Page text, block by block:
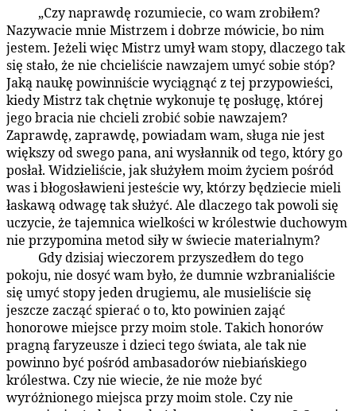
„Czy naprawdę rozumiecie, co wam zrobiłem?
Nazywacie mnie Mistrzem i dobrze mówicie, bo nim
jestem. Jeżeli więc Mistrz umył wam stopy, dlaczego tak
się stało, że nie chcieliście nawzajem umyć sobie stóp?
Jaką naukę powinniście wyciągnąć z tej przypowieści,
kiedy Mistrz tak chętnie wykonuje tę posługę, której
jego bracia nie chcieli zrobić sobie nawzajem?
Zaprawdę, zaprawdę, powiadam wam, sługa nie jest
większy od swego pana, ani wysłannik od tego, który go
posłał. Widzieliście, jak służyłem moim życiem pośród
was i błogosławieni jesteście wy, którzy będziecie mieli
łaskawą odwagę tak służyć. Ale dlaczego tak powoli się
uczycie, że tajemnica wielkości w królestwie duchowym
nie przypomina metod siły w świecie materialnym?
Gdy dzisiaj wieczorem przyszedłem do tego
pokoju, nie dosyć wam było, że dumnie wzbranialiście
się umyć stopy jeden drugiemu, ale musieliście się
jeszcze zacząć spierać o to, kto powinien zająć
honorowe miejsce przy moim stole. Takich honorów
pragną faryzeusze i dzieci tego świata, ale tak nie
powinno być pośród ambasadorów niebiańskiego
królestwa. Czy nie wiecie, że nie może być
wyróżnionego miejsca przy moim stole. Czy nie